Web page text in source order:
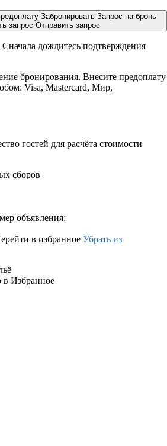
Забронировать Запрос на бронь
запрос Отправить запрос
дождитесь подтверждения
бронирования. Внесите предоплату
Visa, Mastercard, Мир,
гостей для расчёта стоимости
сборов
объявления:
в избранное Убрать из
в Избранное